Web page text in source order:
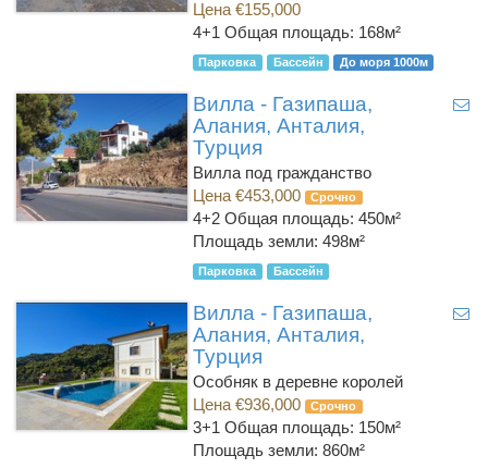
Цена €155,000
4+1 Общая площадь: 168м²
Парковка Бассейн До моря 1000м
Вилла - Газипаша,
Алания, Анталия,
Турция
Вилла под гражданство
Цена €453,000
Срочно
4+2 Общая площадь: 450м²
Площадь земли: 498м²
Парковка Бассейн
Вилла - Газипаша,
Алания, Анталия,
Турция
Особняк в деревне королей
Цена €936,000
Срочно
3+1 Общая площадь: 150м²
Площадь земли: 860м²